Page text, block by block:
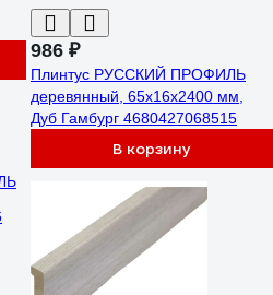
986 ₽
Плинтус РУССКИЙ ПРОФИЛЬ
деревянный, 65х16х2400 мм,
Дуб Гамбург 4680427068515
В корзину